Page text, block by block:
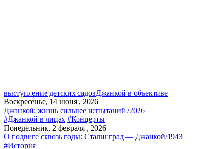
выступление детских садовДжанкой в объективе
Воскресенье, 14 июня , 2026
Джанкой: жизнь сильнее испытаний /2026
#Джанкой в лицах #Концерты
Понедельник, 2 февраля , 2026
О подвиге сквозь годы: Сталинград — Джанкой/1943
#История